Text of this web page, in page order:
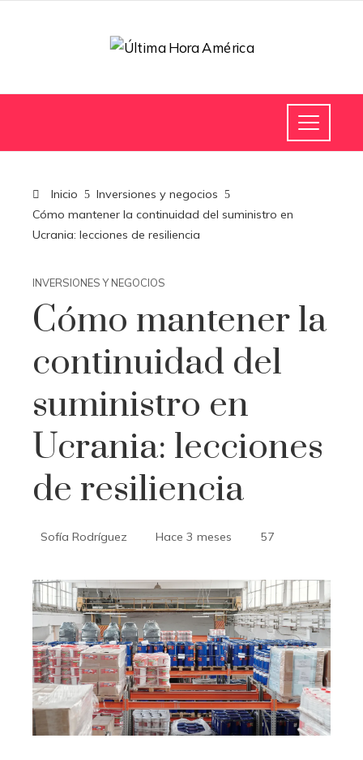
Inicio
Inversiones y negocios
Cómo mantener la continuidad del suministro en
Ucrania: lecciones de resiliencia
INVERSIONES Y NEGOCIOS
Cómo mantener la
continuidad del
suministro en
Ucrania: lecciones
de resiliencia
Sofía Rodríguez Hace 3 meses 57